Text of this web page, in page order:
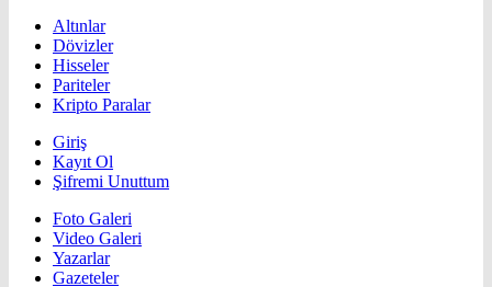
Altınlar
Dövizler
Hisseler
Pariteler
Kripto Paralar
Giriş
Kayıt Ol
Şifremi Unuttum
Foto Galeri
Video Galeri
Yazarlar
Gazeteler